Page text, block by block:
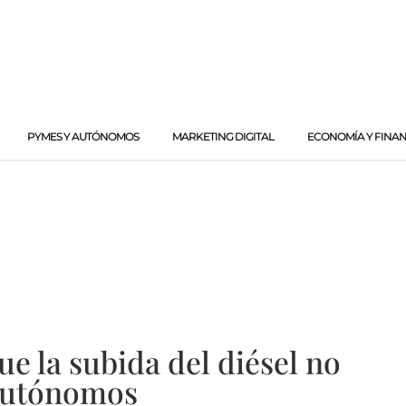
PYMES Y AUTÓNOMOS MARKETING DIGITAL ECONOMÍA Y
la subida del diésel no